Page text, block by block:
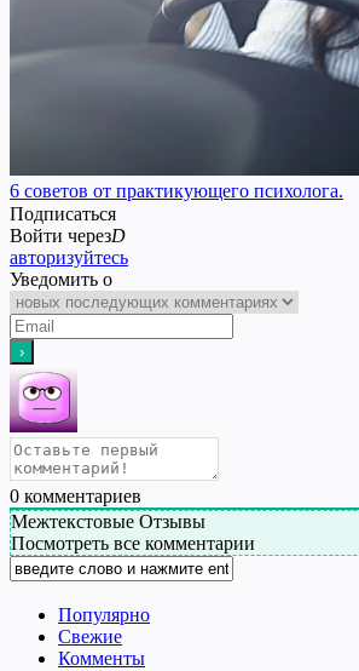
6 советов от практикующего психолога.
Подписаться
Войти черезD
авторизуйтесь
Уведомить о
0 комментариев
Межтекстовые Отзывы
Посмотреть все комментарии
Популярно
Свежие
Комменты